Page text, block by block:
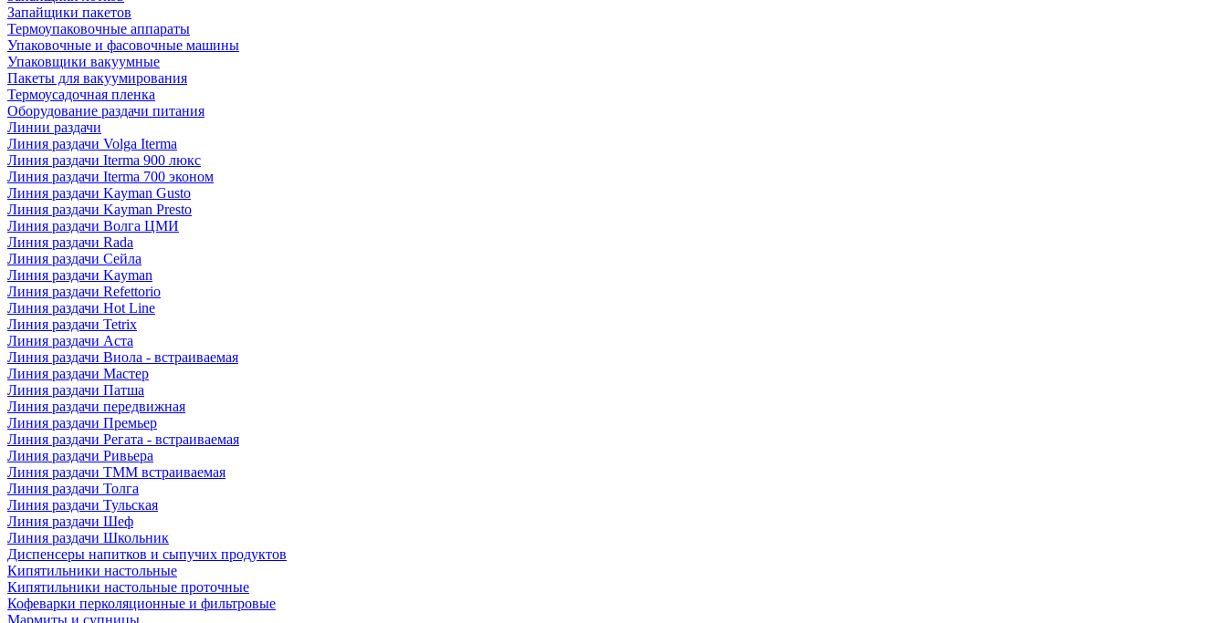
Запайщики пакетов
Термоупаковочные аппараты
Упаковочные и фасовочные машины
Упаковщики вакуумные
Пакеты для вакуумирования
Термоусадочная пленка
Оборудование раздачи питания
Линии раздачи
Линия раздачи Volga Iterma
Линия раздачи Iterma 900 люкс
Линия раздачи Iterma 700 эконом
Линия раздачи Kayman Gusto
Линия раздачи Kayman Presto
Линия раздачи Волга ЦМИ
Линия раздачи Rada
Линия раздачи Сейла
Линия раздачи Kayman
Линия раздачи Refettorio
Линия раздачи Hot Line
Линия раздачи Tetrix
Линия раздачи Аста
Линия раздачи Виола - встраиваемая
Линия раздачи Мастер
Линия раздачи Патша
Линия раздачи передвижная
Линия раздачи Премьер
Линия раздачи Регата - встраиваемая
Линия раздачи Ривьера
Линия раздачи ТММ встраиваемая
Линия раздачи Толга
Линия раздачи Тульская
Линия раздачи Шеф
Линия раздачи Школьник
Диспенсеры напитков и сыпучих продуктов
Кипятильники настольные
Кипятильники настольные проточные
Кофеварки перколяционные и фильтровые
Мармиты и супницы